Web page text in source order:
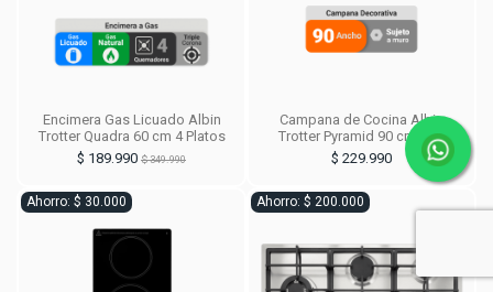
Encimera Gas Licuado Albin
Trotter Quadra 60 cm 4 Platos
$ 189.990 $ 349.990
Campana de Cocina Albin
Trotter Pyramid 90 cm Inox
$ 229.990
Ahorro: $ 30.000 Ahorro: $ 200.000